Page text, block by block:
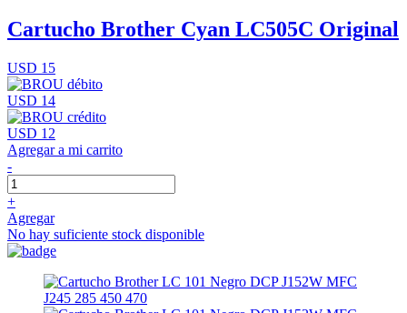
Cartucho Brother Cyan LC505C Original
USD 15
USD 14
USD 12
Agregar a mi carrito
-
+
Agregar
No hay suficiente stock disponible